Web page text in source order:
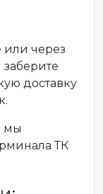
или через
доставку
мы
ТК